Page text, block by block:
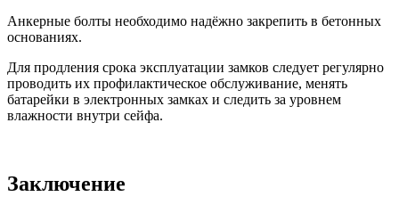
Анкерные болты необходимо надёжно закрепить в бетонных
основаниях.
Для продления срока эксплуатации замков следует регулярно
проводить их профилактическое обслуживание, менять
батарейки в электронных замках и следить за уровнем
влажности внутри сейфа.
Заключение